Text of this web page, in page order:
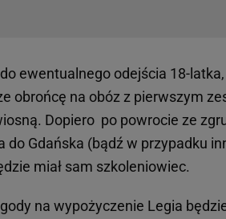
ewentualnego odejścia 18-
obrońcę na obóz z pierwszym
Dopiero po powrocie ze
do Gdańska (bądź w przypadku
miał sam szkoleniowiec.
na wypożyczenie Legia